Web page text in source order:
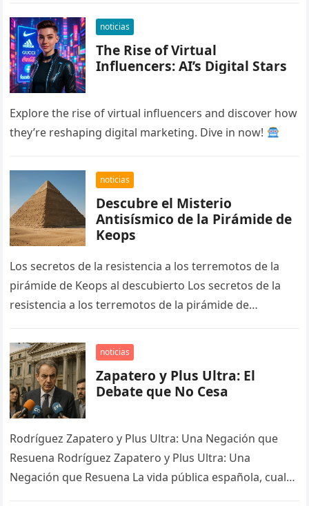
noticias
The Rise of Virtual
Influencers: AI’s Digital Stars
Explore the rise of virtual influencers and discover how
they’re reshaping digital marketing. Dive in now!
noticias
Descubre el Misterio
Antisísmico de la Pirámide de
Keops
Los secretos de la resistencia a los terremotos de la
pirámide de Keops al descubierto Los secretos de la
resistencia a los terremotos de la pirámide de…
noticias
Zapatero y Plus Ultra: El
Debate que No Cesa
Rodríguez Zapatero y Plus Ultra: Una Negación que
Resuena Rodríguez Zapatero y Plus Ultra: Una
Negación que Resuena La vida pública española, cual